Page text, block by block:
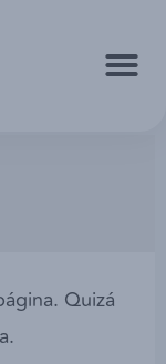
Quizá